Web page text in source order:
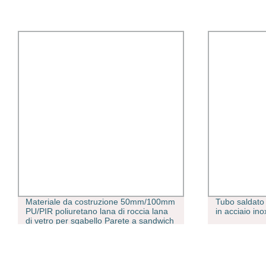
Materiale da costruzione 50mm/100mm
PU/PIR poliuretano lana di roccia lana
di vetro per sgabello Parete a sandwich
Tubo
in acciaio